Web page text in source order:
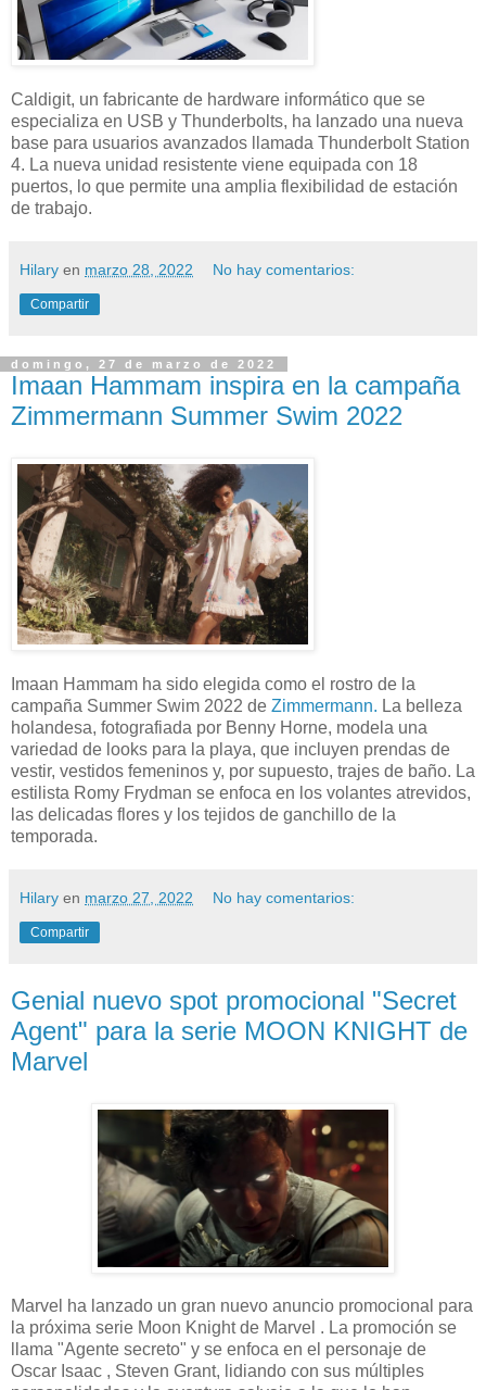
Caldigit, un fabricante de hardware informático que se
especializa en USB y Thunderbolts, ha lanzado una nueva
base para usuarios avanzados llamada Thunderbolt Station
4. La nueva unidad resistente viene equipada con 18
puertos, lo que permite una amplia flexibilidad de estación
de trabajo.
Hilary en marzo 28, 2022 No hay comentarios:
Compartir
domingo, 27 de marzo de 2022
Imaan Hammam inspira en la campaña
Zimmermann Summer Swim 2022
Imaan Hammam ha sido elegida como el rostro de la
campaña Summer Swim 2022 de Zimmermann. La belleza
holandesa, fotografiada por Benny Horne, modela una
variedad de looks para la playa, que incluyen prendas de
vestir, vestidos femeninos y, por supuesto, trajes de baño. La
estilista Romy Frydman se enfoca en los volantes atrevidos,
las delicadas flores y los tejidos de ganchillo de la
temporada.
Hilary en marzo 27, 2022 No hay comentarios:
Compartir
Genial nuevo spot promocional "Secret
Agent" para la serie MOON KNIGHT de
Marvel
Marvel ha lanzado un gran nuevo anuncio promocional para
la próxima serie Moon Knight de Marvel . La promoción se
llama "Agente secreto" y se enfoca en el personaje de
Oscar Isaac , Steven Grant, lidiando con sus múltiples